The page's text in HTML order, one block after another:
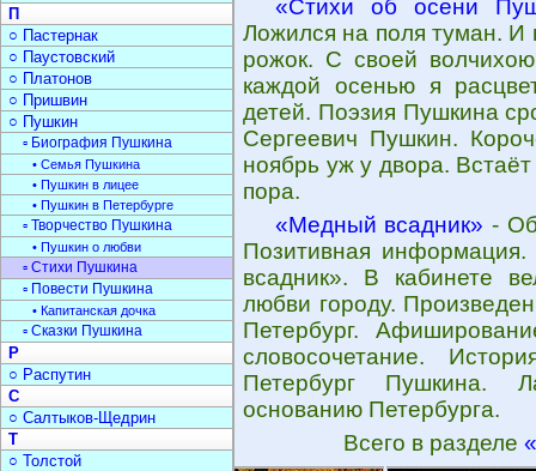
«Стихи об осени
Ложился на поля туман. И
рожок. С своей
каждой осенью я
детей. Поэзия Пушкина
Сергеевич Пушкин.
ноябрь уж у двора.
пора.
«Медный всадник» -
Позитивная
всадник». В кабинете
любви городу.
Петербург.
словосочетание.
Петербург Пушкина.
основанию Петербурга.
Всего в разделе
П
○ Пастернак
○ Паустовский
○ Платонов
○ Пришвин
○ Пушкин
▫ Биография Пушкина
• Семья Пушкина
• Пушкин в лицее
• Пушкин в Петербурге
▫ Творчество Пушкина
• Пушкин о любви
▫ Стихи Пушкина
▫ Повести Пушкина
• Капитанская дочка
▫ Сказки Пушкина
Р
○ Распутин
С
○ Салтыков-Щедрин
Т
○ Толстой